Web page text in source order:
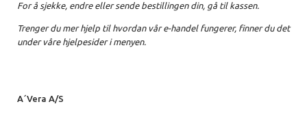
For å sjekke, endre eller sende bestillingen din, gå til kassen.
Trenger du mer hjelp til hvordan vår e-handel fungerer, finner du det
under våre hjelpesider i menyen.
A´Vera A/S